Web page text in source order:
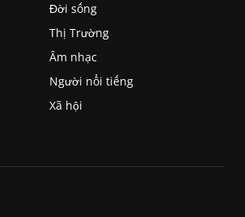
Đời sống
Thị Trường
Âm nhạc
Người nổi tiếng
Xã hội